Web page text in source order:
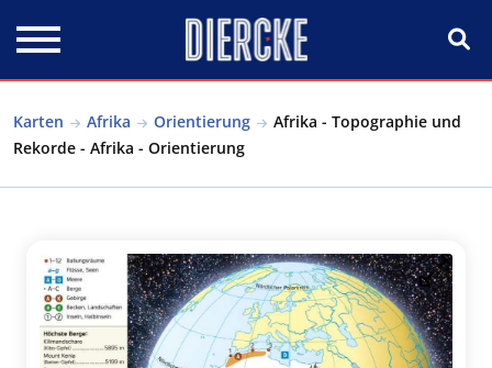
Karten Afrika Orientierung
Afrika - Topographie und
Rekorde - Afrika - Orientierung